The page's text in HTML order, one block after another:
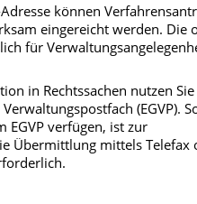
können
eingereicht werden. Die
für
in Rechtssachen nutzen
(EGVP).
EGVP verfügen, ist zur
Übermittlung mittels Telefax